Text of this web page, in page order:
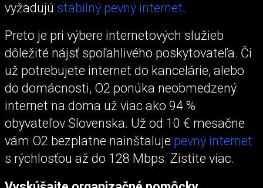
vyžadujú stabilný pevný internet.
Preto je pri výbere internetových služieb
dôležité nájsť spoľahlivého poskytovateľa. Či
už potrebujete internet do kancelárie, alebo
do domácnosti, O2 ponúka neobmedzený
internet na doma už viac ako 94 %
obyvateľov Slovenska. Už od 10 € mesačne
vám O2 bezplatne nainštaluje pevný internet
s rýchlosťou až do 128 Mbps. Zistite viac.